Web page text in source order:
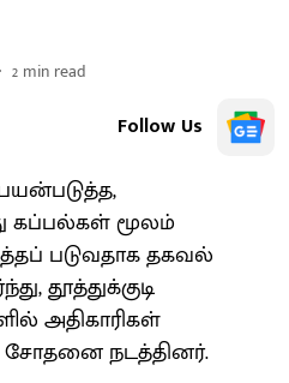
2 min read
Follow Us
கப்பல்கள் மூலம்
படுவதாக தகவல்
தூத்துக்குடி
அதிகாரிகள்
நடத்தினர்.